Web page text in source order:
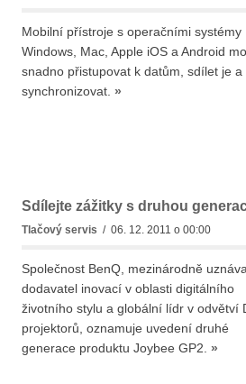
Mobilní přístroje s operačními systémy
Windows, Mac, Apple iOS a Android
snadno přistupovat k datům, sdílet je a
synchronizovat. »
Sdílejte zážitky s druhou
Tlačový servis / 06. 12. 2011 o 00:00
Společnost BenQ, mezinárodně
dodavatel inovací v oblasti digitálního
životního stylu a globální lídr v odvětví
projektorů, oznamuje uvedení druhé
generace produktu Joybee GP2. »